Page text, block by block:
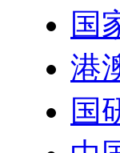
国
港
国